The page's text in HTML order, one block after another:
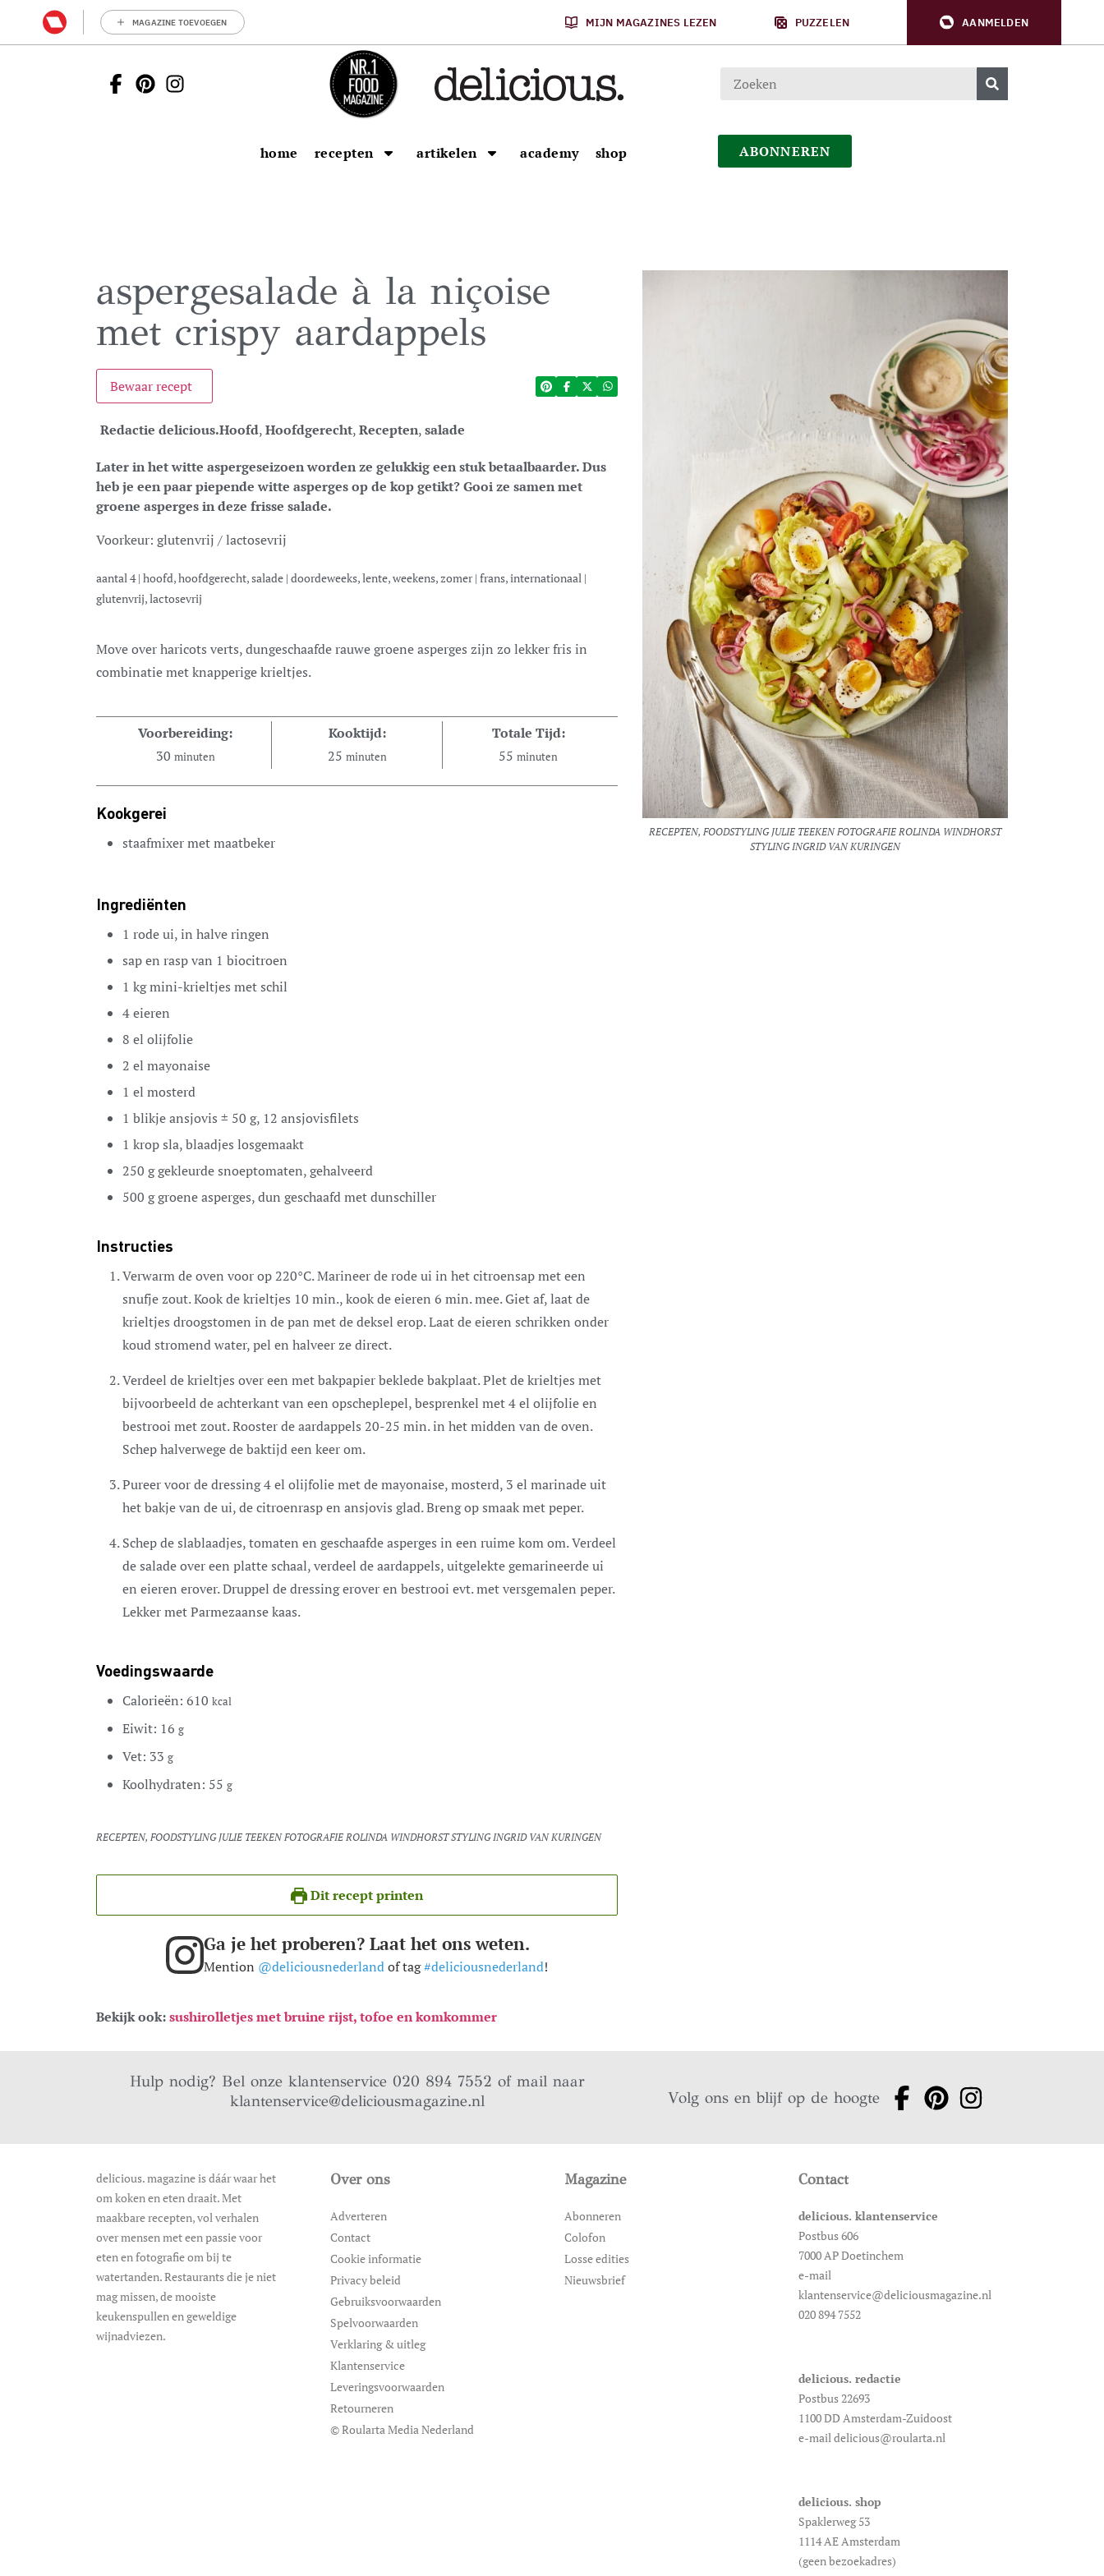
MAGAZINE TOEVOEGEN MIJN MAGAZINES LEZEN PUZZELEN AANMELDEN
home recepten artikelen academy shop ABONNEREN
aspergesalade à la niçoise
met crispy aardappels
Bewaar recept
Redactie delicious.Hoofd,Hoofdgerecht,Recepten,salade
Later in het witte aspergeseizoen worden ze gelukkig een stuk betaalbaarder. Dus
heb je een paar piepende witte asperges op de kop getikt? Gooi ze samen met
groene asperges in deze frisse salade.
Voorkeur: glutenvrij / lactosevrij
aantal4| hoofd, hoofdgerecht, salade | doordeweeks, lente, weekens, zomer| frans, internationaal |
glutenvrij, lactosevrij
Move over haricots verts, dungeschaafde rauwe groene asperges zijn zo lekker fris in
combinatie met knapperige krieltjes.
Voorbereiding:
30 minuten
Kooktijd:
25 minuten
Totale Tijd:
55 minuten
Kookgerei
staafmixer met maatbeker
Ingrediënten
1 rode ui,in halve ringen
sap en rasp van 1 biocitroen
1 kgmini-krieltjes met schil
4eieren
8 el olijfolie
2 el mayonaise
1 el mosterd
1 blikje ansjovis ± 50 g, 12 ansjovisfilets
1 krop sla,blaadjes losgemaakt
250 ggekleurde snoeptomaten,gehalveerd
500 ggroene asperges,dun geschaafd met dunschiller
Instructies
Verwarm de oven voor op 220°C. Marineer de rode ui in het citroensap met een
snufje zout. Kook de krieltjes 10 min., kook de eieren 6 min. mee. Giet af, laat de
krieltjes droogstomen in de pan met de deksel erop. Laat de eieren schrikken onder
koud stromend water, pel en halveer ze direct.
Verdeel de krieltjes over een met bakpapier beklede bakplaat. Plet de krieltjes met
bijvoorbeeld de achterkant van een opscheplepel, besprenkel met 4 el olijfolie en
bestrooi met zout. Rooster de aardappels 20-25 min. in het midden van de oven.
Schep halverwege de baktijd een keer om.
Pureer voor de dressing 4 el olijfolie met de mayonaise, mosterd, 3 el marinade uit
het bakje van de ui, de citroenrasp en ansjovis glad. Breng op smaak met peper.
Schep de slablaadjes, tomaten en geschaafde asperges in een ruime kom om. Verdeel
de salade over een platte schaal, verdeel de aardappels, uitgelekte gemarineerde ui
en eieren erover. Druppel de dressing erover en bestrooi evt. met versgemalen peper.
Lekker met Parmezaanse kaas.
Voedingswaarde
Calorieën: 610 kcal
Eiwit: 16 g
Vet: 33 g
Koolhydraten: 55 g
RECEPTEN, FOODSTYLING JULIE TEEKEN FOTOGRAFIE ROLINDA WINDHORST STYLING INGRID VAN KURINGEN
Dit recept printen
Ga je het proberen? Laat het ons weten.
Mention @deliciousnederlandof tag#deliciousnederland!
Bekijk ook:sushirolletjes met bruine rijst, tofoe en komkommer
RECEPTEN, FOODSTYLING JULIE TEEKEN FOTOGRAFIE ROLINDA WINDHORST
STYLING INGRID VAN KURINGEN
Hulp nodig? Bel onze klantenservice 020 894 7552 of mail naar
klantenservice@deliciousmagazine.nl
Volg ons en blijf op de hoogte
delicious. magazine is dáár waar het
om koken en eten draait. Met
maakbare recepten, vol verhalen
over mensen met een passie voor
eten en fotografie om bij te
watertanden. Restaurants die je niet
mag missen, de mooiste
keukenspullen en geweldige
wijnadviezen.
Over ons
Adverteren
Contact
Cookie informatie
Privacy beleid
Gebruiksvoorwaarden
Spelvoorwaarden
Verklaring & uitleg
Klantenservice
Leveringsvoorwaarden
Retourneren
© Roularta Media Nederland
Magazine
Abonneren
Colofon
Losse edities
Nieuwsbrief
Contact
delicious. klantenservice
Postbus 606
7000 AP Doetinchem
e-mail
klantenservice@deliciousmagazine.nl
020 894 7552
delicious. redactie
Postbus 22693
1100 DD Amsterdam-Zuidoost
e-mail delicious@roularta.nl
delicious. shop
Spaklerweg 53
1114 AE Amsterdam
(geen bezoekadres)